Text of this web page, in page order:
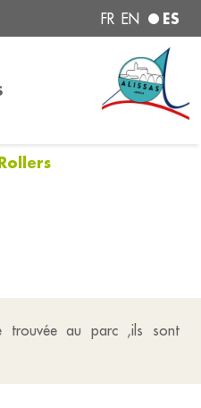
FR EN ES
trouvée au parc ,ils sont